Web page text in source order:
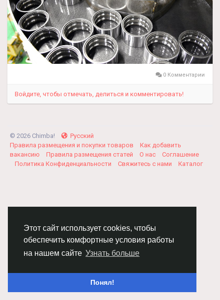
Этот сайт использует cookies, чтобы
обеспечить комфортные условия работы
на нашем сайте Узнать больше
Понял!
0 Комментарии
Войдите, чтобы отмечать, делиться и комментировать!
© 2026 Chimba!
Русский
Правила размещения и покупки товаров
Как добавить
вакансию
Правила размещения статей О нас
Соглашение
Политика Конфиденциальности
Свяжитесь с нами Каталог